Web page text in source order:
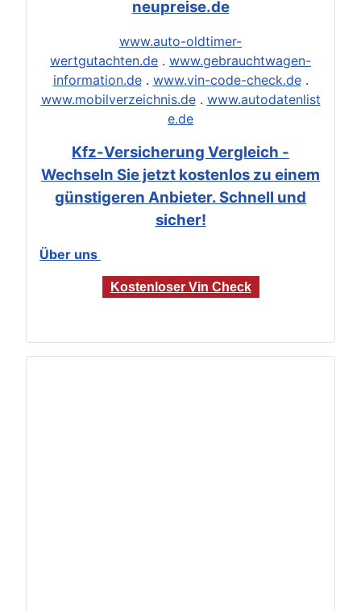
neupreise.de
www.auto-oldtimer-
wertgutachten.de . www.gebrauchtwagen-
information.de. www.vin-code-check.de.
www.mobilverzeichnis.de. www.autodatenlist
e.de
Kfz-Versicherung Vergleich -
Wechseln Sie jetzt kostenlos zu einem
günstigeren Anbieter. Schnell und
sicher!
Über uns
Kostenloser Vin Check